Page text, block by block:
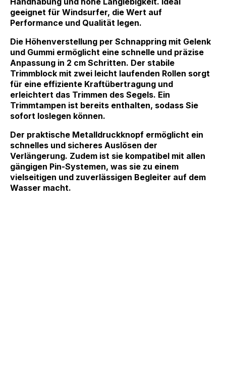
geeignet für Windsurfer, die Wert auf
Performance und Qualität legen.
Die Höhenverstellung per Schnappring mit Gelenk
und Gummi ermöglicht eine schnelle und präzise
Anpassung in 2 cm Schritten. Der stabile
Trimmblock mit zwei leicht laufenden Rollen sorgt
für eine effiziente Kraftübertragung und
erleichtert das Trimmen des Segels. Ein
Trimmtampen ist bereits enthalten, sodass Sie
sofort loslegen können.
Der praktische Metalldruckknopf ermöglicht ein
schnelles und sicheres Auslösen der
Verlängerung. Zudem ist sie kompatibel mit allen
gängigen Pin-Systemen, was sie zu einem
vielseitigen und zuverlässigen Begleiter auf dem
Wasser macht.